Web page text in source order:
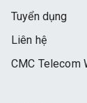
Tuyển dụng
Liên hệ
CMC Telecom